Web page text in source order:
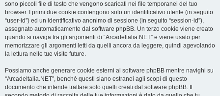
sono piccoli file di testo che vengono scaricati nei file temporanei del tuo
browser. I primi due cookie contengono solo un identificativo utente (in seguito
“user-id”) ed un identificativo anonimo di sessione (in seguito “session-id”),
assegnato automaticamente dal software phpBB. Un terzo cookie viene creato
quando si naviga tra gli argomenti di “ArcadeItalia.NET” e viene usato per
memorizzare gli argomenti letti da quelli ancora da leggere, quindi agevolando
la lettura nelle tue visite future.
Possiamo anche generare cookie esterni al software phpBB mentre navighi su
“ArcadeItalia.NET”, benché questi siano estranei agli scopi di questo
documento che intende trattare solo quelli creati dal software phpBB. Il